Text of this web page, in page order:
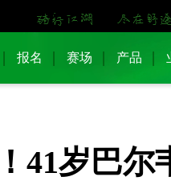
报名 赛场 产品
41岁巴尔